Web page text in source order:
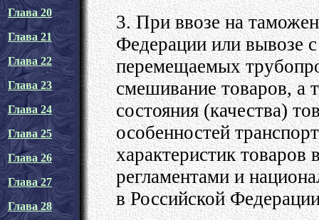
Глава 20
Глава 21
Глава 22
Глава 23
Глава 24
Глава 25
Глава 26
Глава 27
Глава 28
3. При ввозе на
Федерации или вывозе
перемещаемых
смешивание товаров, а
состояния (качества)
особенностей
характеристик товаров
регламентами и
в Российской